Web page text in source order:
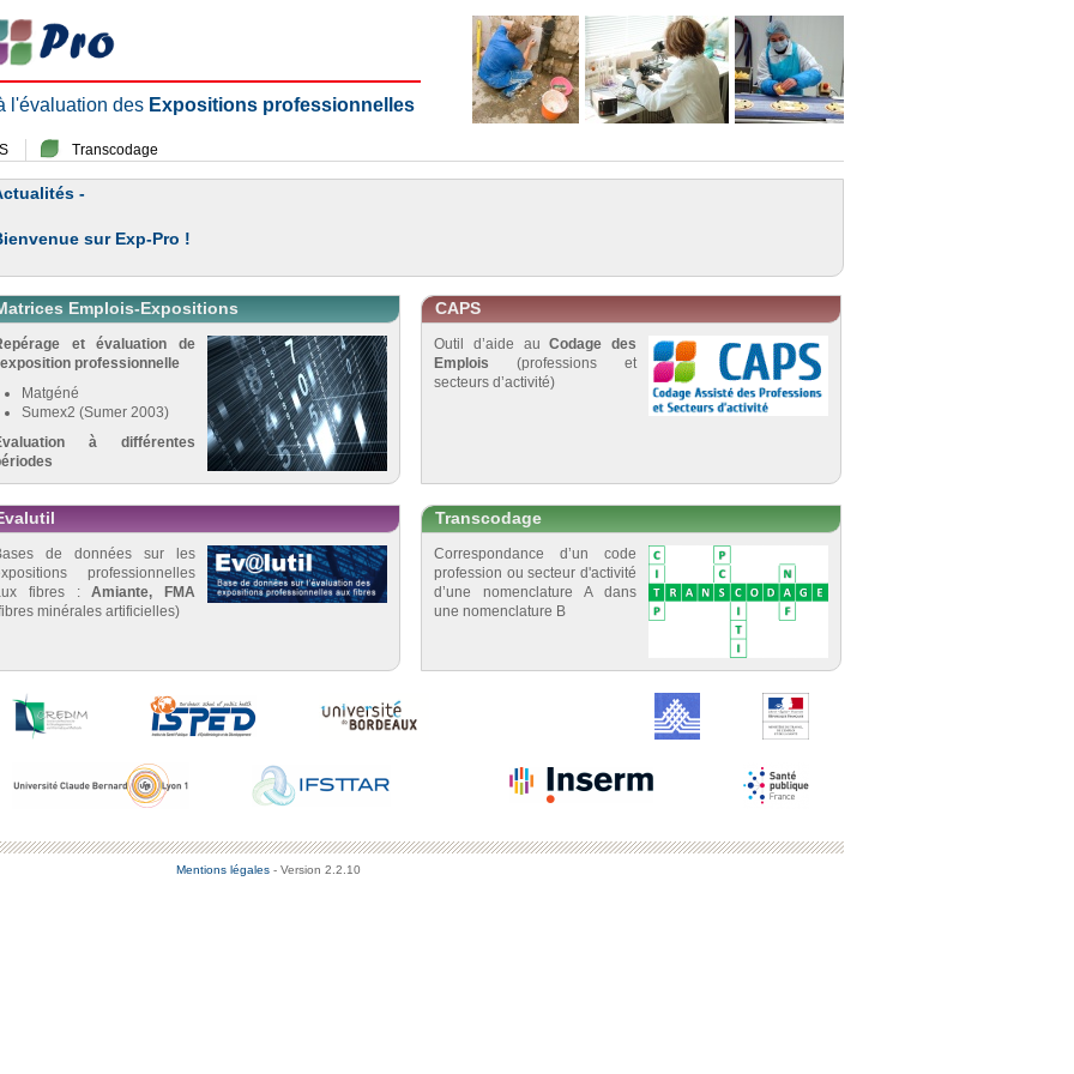
l'évaluation des Expositions professionnelles
Transcodage
-
sur Exp-Pro !
Emplois-Expositions
et évaluation de
professionnelle
Matgéné
Sumex2 (Sumer 2003)
à différentes
CAPS
Outil d’aide auCodage des
Emplois (professions et
secteurs d’activité)
de données sur les
professionnelles
fibres :Amiante, FMA
minérales artificielles)
Transcodage
Correspondance d’un code
profession ou secteur d'activité
d’une nomenclature A dans
une nomenclature B
Mentions légales - Version 2.2.10